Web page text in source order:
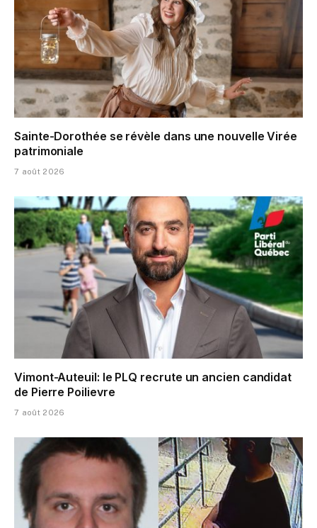
Sainte-Dorothée se révèle dans une nouvelle Virée
patrimoniale
7 août 2026
Vimont-Auteuil: le PLQ recrute un ancien candidat
de Pierre Poilievre
7 août 2026